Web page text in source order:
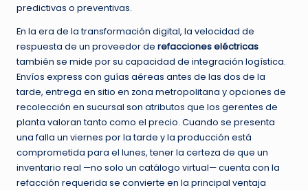
predictivas o preventivas.
En la era de la transformación digital, la velocidad de
respuesta de un proveedor de refacciones eléctricas
también se mide por su capacidad de integración logística.
Envíos express con guías aéreas antes de las dos de la
tarde, entrega en sitio en zona metropolitana y opciones de
recolección en sucursal son atributos que los gerentes de
planta valoran tanto como el precio. Cuando se presenta
una falla un viernes por la tarde y la producción está
comprometida para el lunes, tener la certeza de que un
inventario real —no solo un catálogo virtual— cuenta con la
refacción requerida se convierte en la principal ventaja